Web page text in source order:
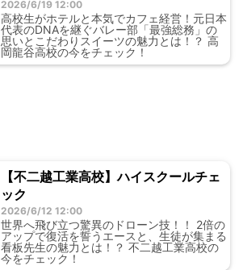
2026/6/19 12:00
高校生がホテルと本気でカフェ経営！元日本
代表のDNAを継ぐバレー部「最強総務」の
思いとこだわりスイーツの魅力とは！？ 高
岡龍谷高校の今をチェック！
【不二越工業高校】ハイスクールチェ
ック
2026/6/12 12:00
世界へ飛び立つ驚異のドローン技！！ 2倍の
アップで復活を誓うエースと、生徒が集まる
看板先生の魅力とは！？ 不二越工業高校の
今をチェック！